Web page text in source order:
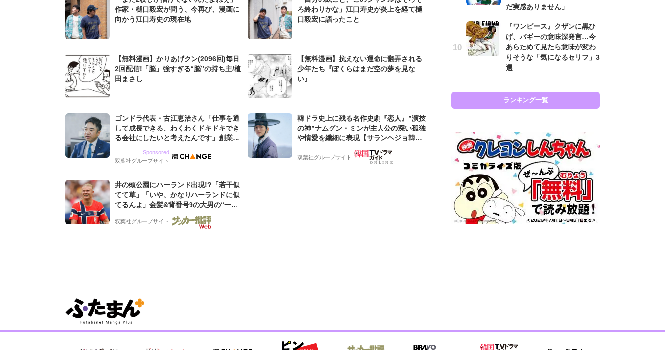
作家・樋口毅宏が問う、今再び、漫画に
向かう江口寿史の現在地
ろ終わりかな」江口寿史が炎上を経て樋
口毅宏に語ったこと
【無料漫画】かりあげクン(2096回)毎日
2回配信!「脳」強すぎる“脳”の持ち主/植
田まさし
【無料漫画】抗えない運命に翻弄される
少年たち『ぼくらはまだ空の夢を見な
い』
ゴンドラ代表・古江恵治さん「仕事を通
して成長できる、わくわくドキドキでき
る会社にしたいと考えたんです」創業来
グ会社のアイデンティティ
Sponsored
双葉社グループサイト
韓ドラ史上に残る名作史劇『恋人』”演技
の神”ナムグン・ミンが主人公の深い孤独
や情愛を繊細に表現【サランヘジョ韓ド
双葉社グループサイト
井の頭公園にハーランド出現!?「若干似
てて草」「いや、かなりハーランドに似
てるんよ」金髪&背番号9の大男の“一人
バイキング・ロー”映像が話題!「元気を
もらった」
双葉社グループサイト
だ実感ありません」
『ワンピース』クザンに黒ひ
げ、バギーの意味深発言…今
あらためて見たら意味が変わ
りそうな「気になるセリフ」3
選
ランキング一覧